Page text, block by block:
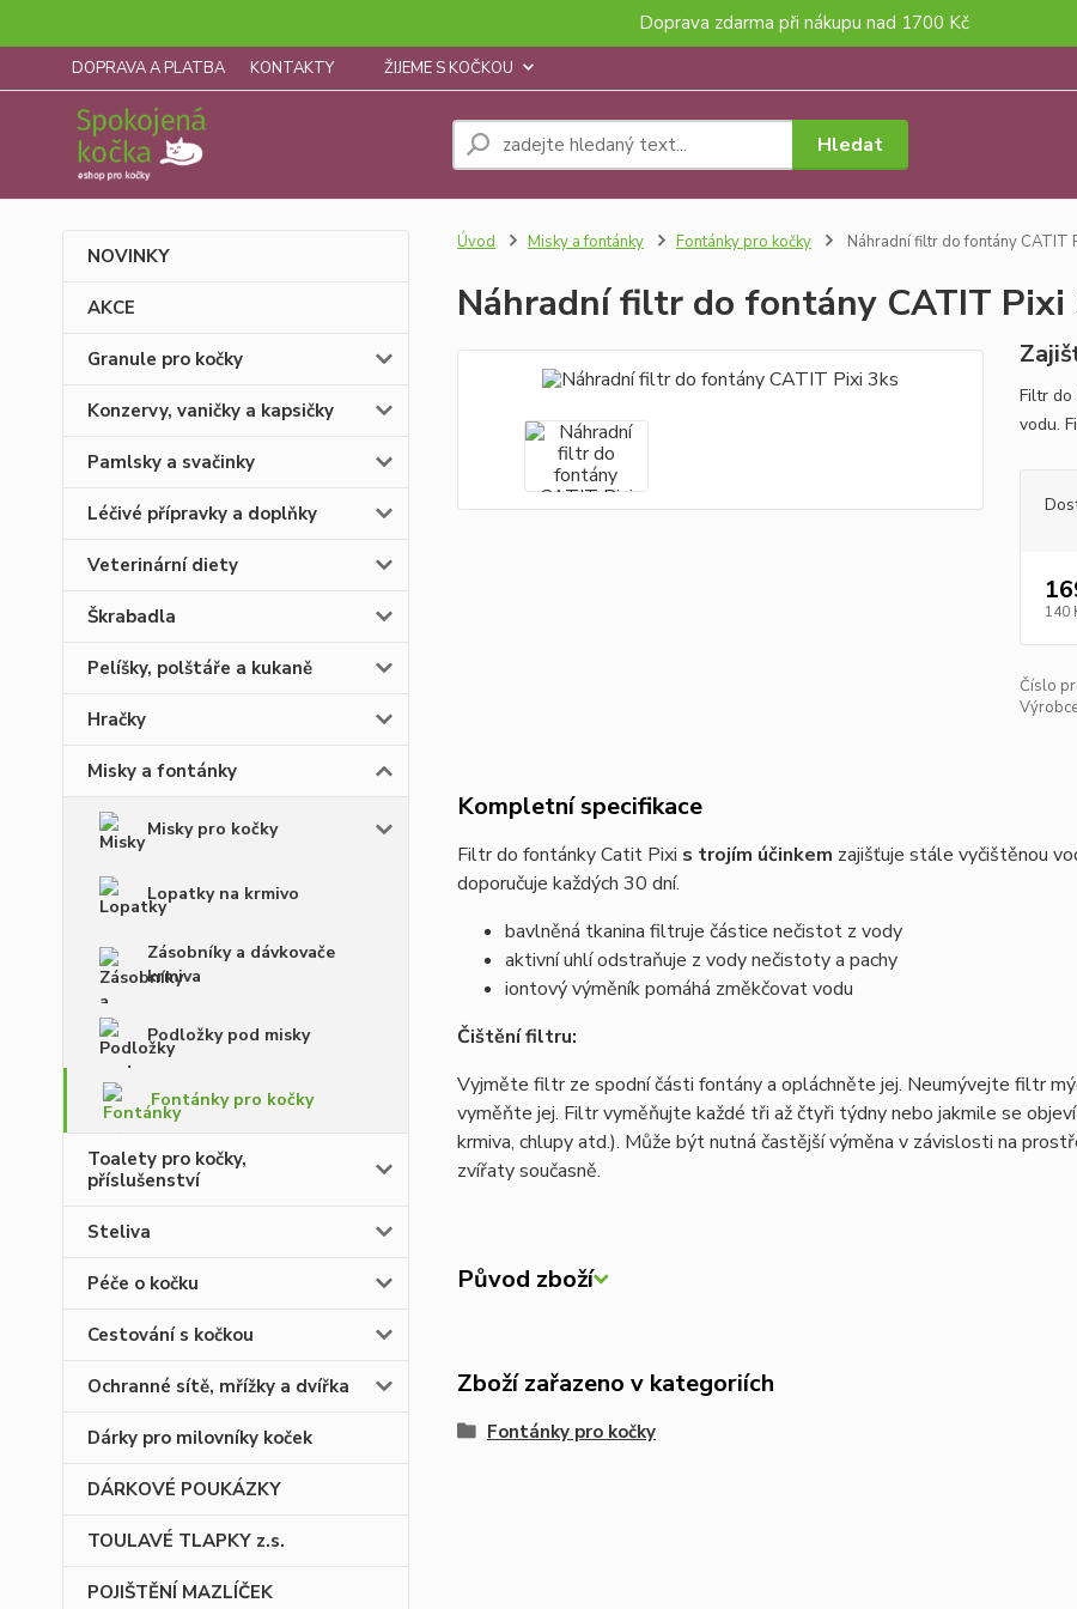
Doprava zdarma při nákupu nad 1700 Kč
DOPRAVA A PLATBA KONTAKTY ŽIJEME S KOČKOU
Hledat
NOVINKY
AKCE
Granule pro kočky
Konzervy, vaničky a kapsičky
Pamlsky a svačinky
Léčivé přípravky a doplňky
Veterinární diety
Škrabadla
Pelíšky, polštáře a kukaně
Hračky
Misky a fontánky
Misky pro kočky
Lopatky na krmivo
Zásobníky a dávkovače
krmiva
Podložky pod misky
Fontánky pro kočky
Toalety pro kočky,
příslušenství
Steliva
Péče o kočku
Cestování s kočkou
Ochranné sítě, mřížky a dvířka
Dárky pro milovníky koček
DÁRKOVÉ POUKÁZKY
TOULAVÉ TLAPKY z.s.
POJIŠTĚNÍ MAZLÍČEK
Úvod Misky a fontánky Fontánky pro kočky Náhradní filtr do fontány CATIT
Náhradní filtr do fontány CATIT Pixi
Filtr do
vodu.
140
Číslo
Kompletní specifikace
Filtr do fontánky Catit Pixi s trojím účinkem zajišťuje stále vyčištěnou
doporučuje každých 30 dní.
bavlněná tkanina filtruje částice nečistot z vody
aktivní uhlí odstraňuje z vody nečistoty a pachy
iontový výměník pomáhá změkčovat vodu
Čištění filtru:
Vyjměte filtr ze spodní části fontány a opláchněte jej. Neumývejte filtr
vyměňte jej. Filtr vyměňujte každé tři až čtyři týdny nebo jakmile se
krmiva, chlupy atd.). Může být nutná častější výměna v závislosti na
zvířaty současně.
Původ zboží
Zboží zařazeno v kategoriích
Fontánky pro kočky